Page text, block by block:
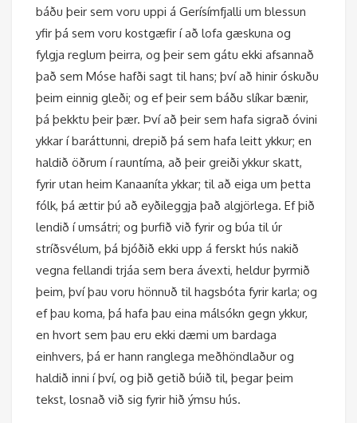
báðu þeir sem voru uppi á Gerísímfjalli um blessun
yfir þá sem voru kostgæfir í að lofa gæskuna og
fylgja reglum þeirra, og þeir sem gátu ekki afsannað
það sem Móse hafði sagt til hans; því að hinir óskuðu
þeim einnig gleði; og ef þeir sem báðu slíkar bænir,
þá þekktu þeir þær. Því að þeir sem hafa sigrað óvini
ykkar í baráttunni, drepið þá sem hafa leitt ykkur; en
haldið öðrum í rauntíma, að þeir greiði ykkur skatt,
fyrir utan heim Kanaaníta ykkar; til að eiga um þetta
fólk, þá ættir þú að eyðileggja það algjörlega. Ef þið
lendið í umsátri; og þurfið við fyrir og búa til úr
stríðsvélum, þá bjóðið ekki upp á ferskt hús nakið
vegna fellandi trjáa sem bera ávexti, heldur þyrmið
þeim, því þau voru hönnuð til hagsbóta fyrir karla; og
ef þau koma, þá hafa þau eina málsókn gegn ykkur,
en hvort sem þau eru ekki dæmi um bardaga
einhvers, þá er hann ranglega meðhöndlaður og
haldið inni í því, og þið getið búið til, þegar þeim
tekst, losnað við sig fyrir hið ýmsu hús.